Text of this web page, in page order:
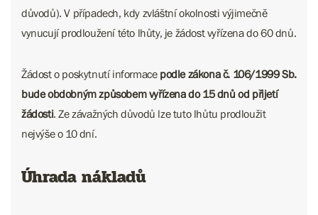
důvodů). V případech, kdy zvláštní okolnosti výjimečně
vynucují prodloužení této lhůty, je žádost vyřízena do 60 dnů.
Žádost o poskytnutí informace podle zákona č. 106/1999 Sb.
bude obdobným způsobem vyřízena do 15 dnů od přijetí
žádosti. Ze závažných důvodů lze tuto lhůtu prodloužit
nejvýše o 10 dní.
Úhrada nákladů